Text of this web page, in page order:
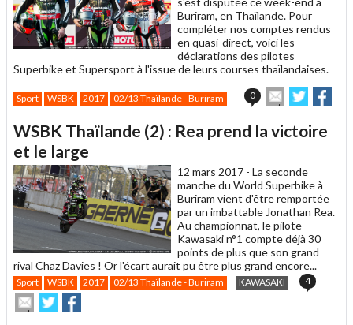
Buriram, en Thaïlande. Pour
compléter nos comptes rendus
en quasi-direct, voici les
déclarations des pilotes
Superbike et Supersport à l'issue de leurs courses thaïlandaises.
Sport WSBK 2017 02/13 Thaïlande - Buriram 0
Envoyer
cet
à
Partager
sur sur
WSBK Thaïlande (2) : Rea prend la victoire
et le large
12 mars 2017 - La seconde
manche du World Superbike à
Buriram vient d'être remportée
par un imbattable Jonathan Rea.
Au championnat, le pilote
Kawasaki n°1 compte déjà 30
points de plus que son grand
rival Chaz Davies ! Or l'écart aurait pu être plus grand encore...
Sport WSBK 2017 02/13 Thaïlande - Buriram KAWASAKI 4
Envoyer
cet
Partager
sur
sur